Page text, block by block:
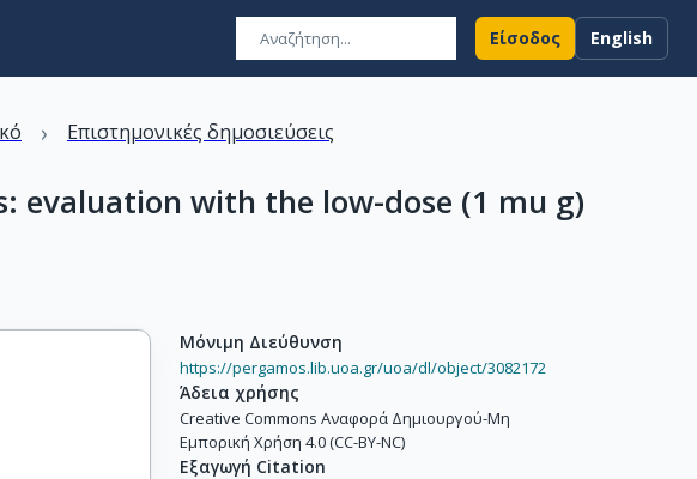
Είσοδος English
› Επιστημονικές δημοσιεύσεις
with the low-dose (1 mu g)
Μόνιμη Διεύθυνση
https://pergamos.lib.uoa.gr/uoa/dl/object/3082172
Άδεια χρήσης
Creative Commons Αναφορά Δημιουργού-Μη
Εμπορική Χρήση 4.0 (CC-BY-NC)
Εξαγωγή Citation